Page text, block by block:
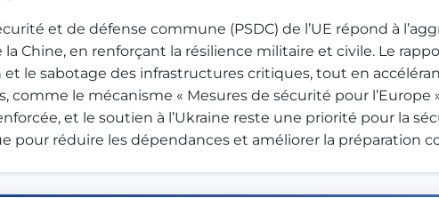
, one of Germany's most advanced transparency platforms,
digital democracy and transparency in Germany
et de défense commune (PSDC) de l’UE répond à
la Chine, en renforçant la résilience militaire et civile. Le
le sabotage des infrastructures critiques, tout en
comme le mécanisme « Mesures de sécurité pour l’Europe
et le soutien à l’Ukraine reste une priorité pour la
pour réduire les dépendances et améliorer la préparation